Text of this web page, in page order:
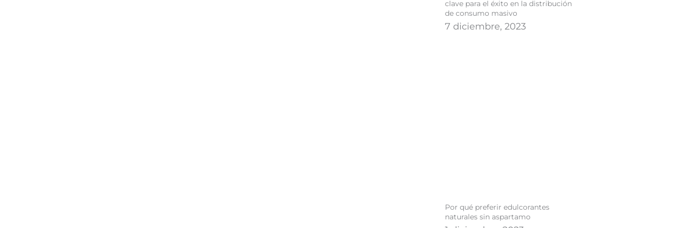
clave para el éxito en la distribución
de consumo masivo
7 diciembre, 2023
Por qué preferir edulcorantes
naturales sin aspartamo